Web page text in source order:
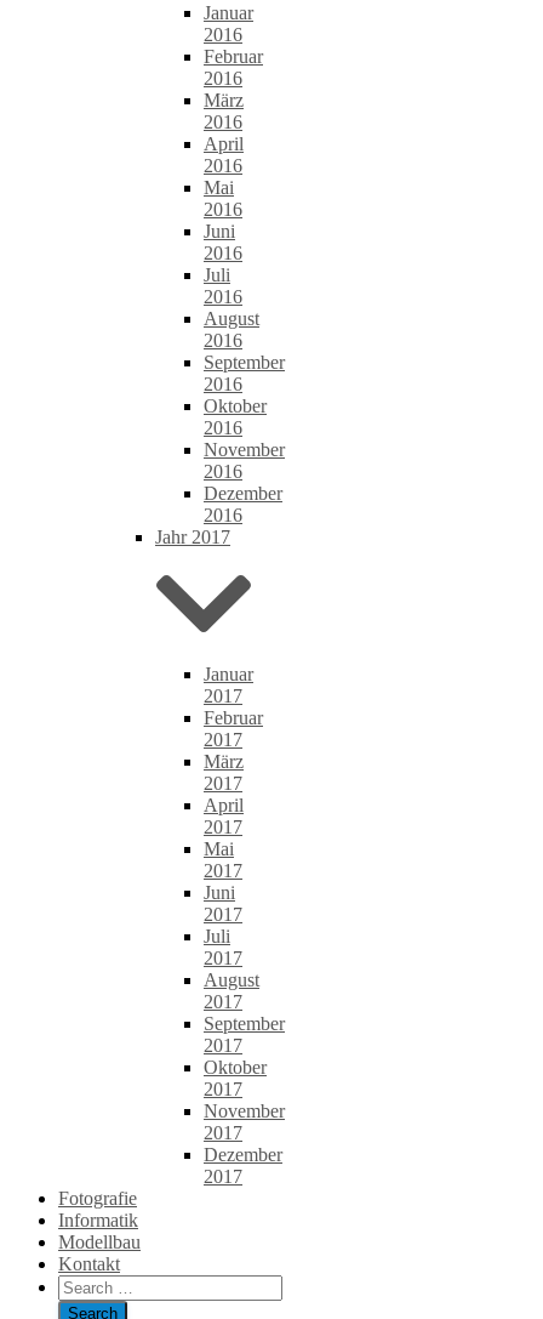
Januar
2016
Februar
2016
März
2016
April
2016
Mai
2016
Juni
2016
Juli
2016
August
2016
September
2016
Oktober
2016
November
2016
Dezember
2016
Jahr 2017
Januar
2017
Februar
2017
März
2017
April
2017
Mai
2017
Juni
2017
Juli
2017
August
2017
September
2017
Oktober
2017
November
2017
Dezember
2017
Fotografie
Informatik
Modellbau
Kontakt
Search
for: